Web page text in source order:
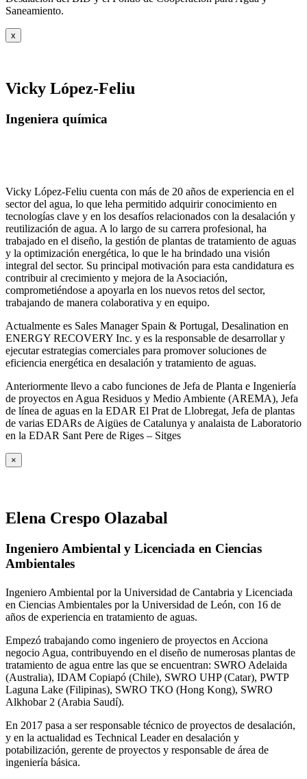
Saneamiento.
x
Vicky López-Feliu
Ingeniera química
Vicky López-Feliu cuenta con más de 20 años de experiencia en el
sector del agua, lo que leha permitido adquirir conocimiento en
tecnologías clave y en los desafíos relacionados con la desalación y
reutilización de agua. A lo largo de su carrera profesional, ha
trabajado en el diseño, la gestión de plantas de tratamiento de aguas
y la optimización energética, lo que le ha brindado una visión
integral del sector. Su principal motivación para esta candidatura es
contribuir al crecimiento y mejora de la Asociación,
comprometiéndose a apoyarla en los nuevos retos del sector,
trabajando de manera colaborativa y en equipo.
Actualmente es Sales Manager Spain & Portugal, Desalination en
ENERGY RECOVERY Inc. y es la responsable de desarrollar y
ejecutar estrategias comerciales para promover soluciones de
eficiencia energética en desalación y tratamiento de aguas.
Anteriormente llevo a cabo funciones de Jefa de Planta e Ingeniería
de proyectos en Agua Residuos y Medio Ambiente (AREMA), Jefa
de línea de aguas en la EDAR El Prat de Llobregat, Jefa de plantas
de varias EDARs de Aigües de Catalunya y analaista de Laboratorio
en la EDAR Sant Pere de Riges – Sitges
×
Elena Crespo Olazabal
Ingeniero Ambiental y Licenciada en Ciencias
Ambientales
Ingeniero Ambiental por la Universidad de Cantabria y Licenciada
en Ciencias Ambientales por la Universidad de León, con 16 de
años de experiencia en tratamiento de aguas.
Empezó trabajando como ingeniero de proyectos en Acciona
negocio Agua, contribuyendo en el diseño de numerosas plantas de
tratamiento de agua entre las que se encuentran: SWRO Adelaida
(Australia), IDAM Copiapó (Chile), SWRO UHP (Catar), PWTP
Laguna Lake (Filipinas), SWRO TKO (Hong Kong), SWRO
Alkhobar 2 (Arabia Saudí).
En 2017 pasa a ser responsable técnico de proyectos de desalación,
y en la actualidad es Technical Leader en desalación y
potabilización, gerente de proyectos y responsable de área de
ingeniería básica.